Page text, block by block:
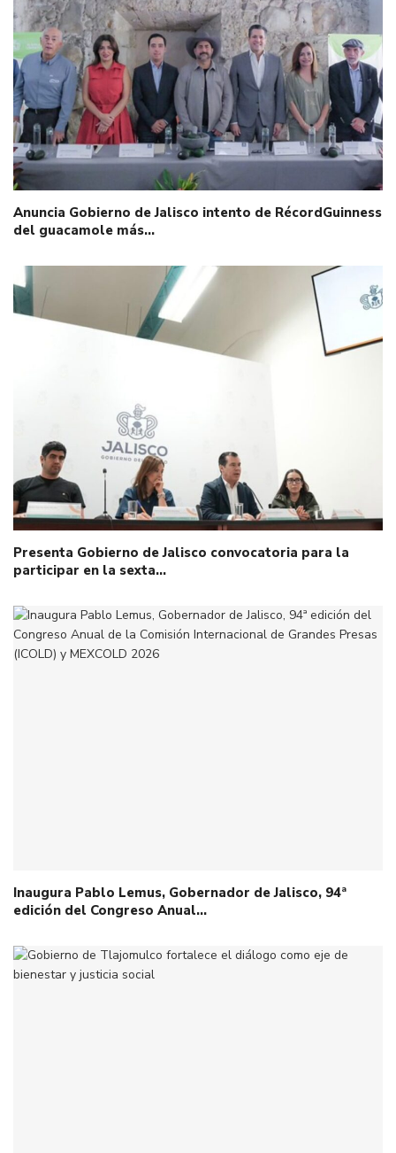
Anuncia Gobierno de Jalisco intento de RécordGuinness
del guacamole más…
Presenta Gobierno de Jalisco convocatoria para la
participar en la sexta…
Inaugura Pablo Lemus, Gobernador de Jalisco, 94ª
edición del Congreso Anual…